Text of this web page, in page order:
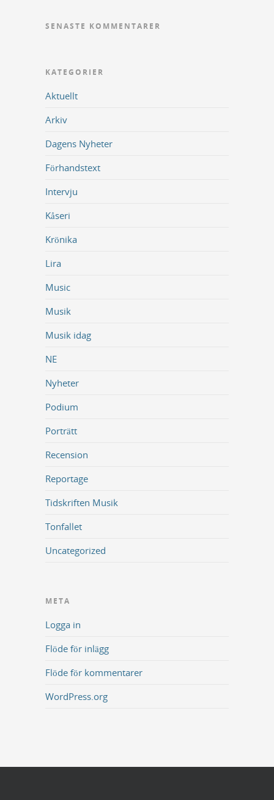
SENASTE KOMMENTARER
KATEGORIER
Aktuellt
Arkiv
Dagens Nyheter
Förhandstext
Intervju
Kåseri
Krönika
Lira
Music
Musik
Musik idag
NE
Nyheter
Podium
Porträtt
Recension
Reportage
Tidskriften Musik
Tonfallet
Uncategorized
META
Logga in
Flöde för inlägg
Flöde för kommentarer
WordPress.org